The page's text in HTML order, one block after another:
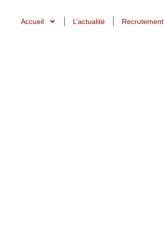
Accueil L’actualité Recrutement